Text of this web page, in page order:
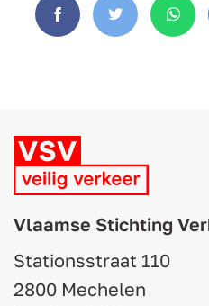
FacebookTwitter
Vlaamse Stichting
Stationsstraat 110
2800 Mechelen